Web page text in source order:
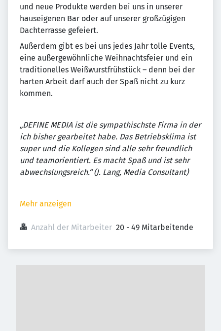
und neue Produkte werden bei uns in unserer
hauseigenen Bar oder auf unserer großzügigen
Dachterrasse gefeiert.
Außerdem gibt es bei uns jedes Jahr tolle Events,
eine außergewöhnliche Weihnachtsfeier und ein
traditionelles Weißwurstfrühstück – denn bei der
harten Arbeit darf auch der Spaß nicht zu kurz
kommen.
„DEFINE MEDIA ist die sympathischste Firma in der
ich bisher gearbeitet habe. Das Betriebsklima ist
super und die Kollegen sind alle sehr freundlich
und teamorientiert. Es macht Spaß und ist sehr
abwechslungsreich.“ (J. Lang, Media Consultant)
Mehr anzeigen
Anzahl der Mitarbeiter 20 - 49 Mitarbeitende